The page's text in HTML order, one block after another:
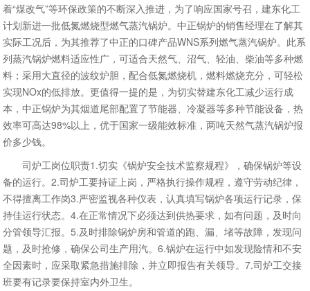
着“煤改气”等环保政策的不断深入推进，为了响应国家号召，建东化工
计划新进一批低氮燃烧型燃气蒸汽锅炉。中正锅炉的销售经理在了解其
实际工况后，为其推荐了中正的口碑产品WNS系列燃气蒸汽锅炉。此系
列蒸汽锅炉燃料适应性广，可适合天然气、沼气、轻油、柴油等多种燃
料；采用大直径的波纹炉胆，配合低氮燃烧机，燃料燃烧充分，可轻松
实现NOx的低排放。更值得一提的是，为切实替建东化工减少运行成
本，中正锅炉为其烟道尾部配置了节能器、冷凝器等多种节能设备，热
效率可高达98%以上，优于国家一级能效标准，两吨天然气蒸汽锅炉报
价多少钱。
司炉工岗位职责1.切实《锅炉安全技术监察规程》，确保锅炉等设
备的运行。2.司炉工要持证上岗，严格执行操作规程，遵守劳动纪律，
不得擅离工作岗3.严密监视各种仪表，认真填写锅炉各项运行记录，保
持佳运行状态。4.在正常情况下必须达到供热要求，如有问题，及时向
分管领导汇报。5.及时排除锅炉房和管道的跑、漏、堵等故障，发现问
题，及时抢修，确保公司生产用汽。6.锅炉在运行中如发现险情和不安
全因素时，应采取紧急措施排除，并立即报告有关领导。7.司炉工交接
班要有记录要保持室内外卫生。